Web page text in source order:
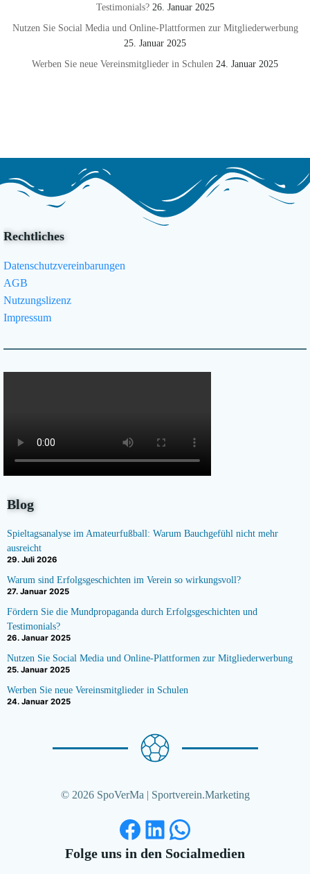
Testimonials? 26. Januar 2025
Nutzen Sie Social Media und Online-Plattformen zur Mitgliederwerbung
25. Januar 2025
Werben Sie neue Vereinsmitglieder in Schulen 24. Januar 2025
Rechtliches
Datenschutzvereinbarungen
AGB
Nutzungslizenz
Impressum
Blog
Spieltagsanalyse im Amateurfußball: Warum Bauchgefühl nicht mehr
ausreicht
29. Juli 2026
Warum sind Erfolgsgeschichten im Verein so wirkungsvoll?
27. Januar 2025
Fördern Sie die Mundpropaganda durch Erfolgsgeschichten und
Testimonials?
26. Januar 2025
Nutzen Sie Social Media und Online-Plattformen zur Mitgliederwerbung
25. Januar 2025
Werben Sie neue Vereinsmitglieder in Schulen
24. Januar 2025
© 2026 SpoVerMa | Sportverein.Marketing
Facebook
LinkedIn
WhatsApp
Folge uns in den Socialmedien